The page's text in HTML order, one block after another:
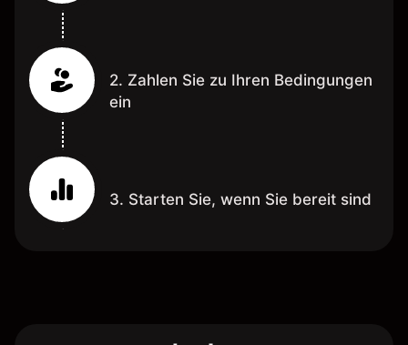
2. Zahlen Sie zu Ihren Bedingungen
ein
3. Starten Sie, wenn Sie bereit sind